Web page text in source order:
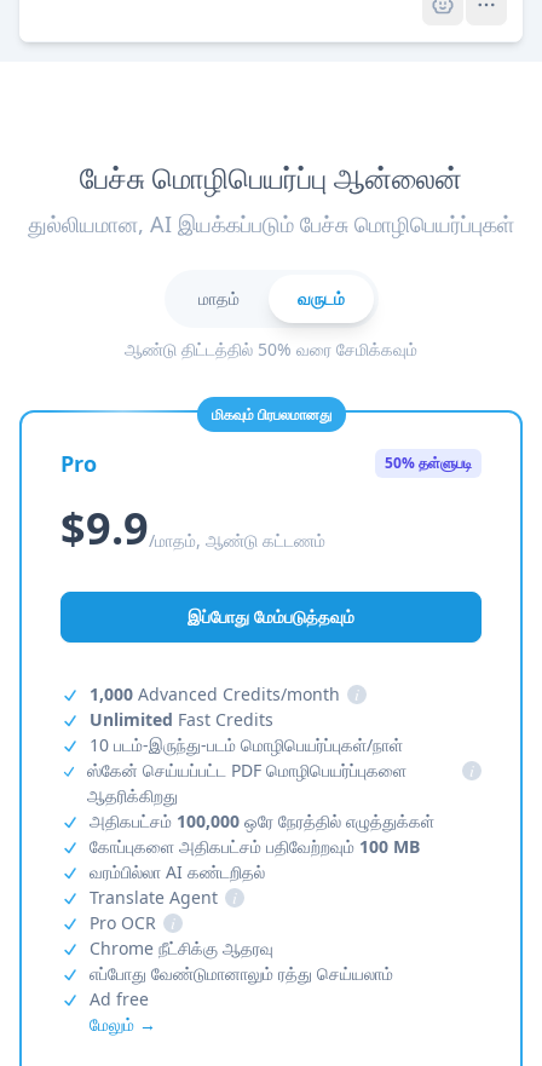
பேச்சு மொழிபெயர்ப்பு ஆன்லைன்
துல்லியமான, AI இயக்கப்படும் பேச்சு மொழிபெயர்ப்புகள்
மாதம் வருடம்
ஆண்டு திட்டத்தில் 50% வரை சேமிக்கவும்
மிகவும் பிரபலமானது
Pro 50% தள்ளுபடி
$9.9/மாதம், ஆண்டு கட்டணம்
இப்போது மேம்படுத்தவும்
1,000 Advanced Credits/month
i
Unlimited Fast Credits
10 படம்-இருந்து-படம் மொழிபெயர்ப்புகள்/நாள்
ஸ்கேன் செய்யப்பட்ட PDF மொழிபெயர்ப்புகளை
ஆதரிக்கிறது
i
அதிகபட்சம் 100,000 ஒரே நேரத்தில் எழுத்துக்கள்
கோப்புகளை அதிகபட்சம் பதிவேற்றவும் 100 MB
வரம்பில்லா AI கண்டறிதல்
Translate Agent
i
Pro OCR
i
Chrome நீட்சிக்கு ஆதரவு
எப்போது வேண்டுமானாலும் ரத்து செய்யலாம்
Ad free
மேலும் →